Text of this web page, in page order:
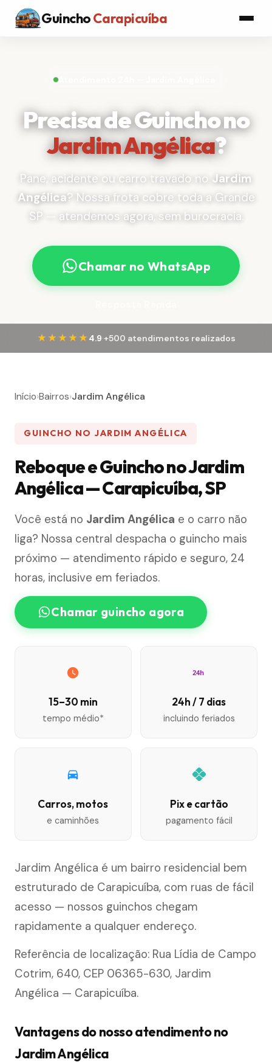
GuinchoCarapicuíba
Atendimento 24h — Jardim Angélica
Precisa de Guincho no
Jardim Angélica?
Pane, acidente ou carro travado no Jardim
Angélica? Nossa frota cobre toda a Grande
SP — atendemos agora, sem burocracia.
Chamar no WhatsApp
★★★★★ 4.9·+500 atendimentos realizados
Início›Bairros›Jardim Angélica
GUINCHO NO JARDIM ANGÉLICA
Reboque e Guincho no Jardim
Angélica — Carapicuíba, SP
Você está no Jardim Angélica e o carro não
liga? Nossa central despacha o guincho mais
próximo — atendimento rápido e seguro, 24
horas, inclusive em feriados.
Chamar guincho agora
15–30 min
tempo médio*
24h
24h / 7 dias
incluindo feriados
Carros, motos
e caminhões
Pix e cartão
pagamento fácil
Jardim Angélica é um bairro residencial bem
estruturado de Carapicuíba, com ruas de fácil
acesso — nossos guinchos chegam
rapidamente a qualquer endereço.
Referência de localização: Rua Lídia de Campo
Cotrim, 640, CEP 06365-630, Jardim
Angélica — Carapicuíba.
Vantagens do nosso atendimento no
Jardim Angélica